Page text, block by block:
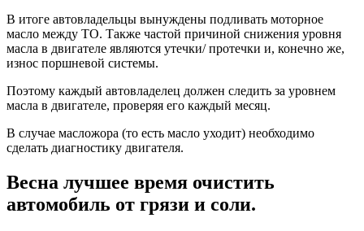
В итоге автовладельцы вынуждены подливать моторное
масло между ТО. Также частой причиной снижения уровня
масла в двигателе являются утечки/ протечки и, конечно же,
износ поршневой системы.
Поэтому каждый автовладелец должен следить за уровнем
масла в двигателе, проверяя его каждый месяц.
В случае масложора (то есть масло уходит) необходимо
сделать диагностику двигателя.
Весна лучшее время очистить
автомобиль от грязи и соли.